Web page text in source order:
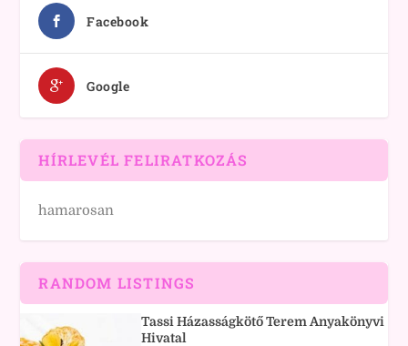
Facebook
Google
HÍRLEVÉL FELIRATKOZÁS
hamarosan
RANDOM LISTINGS
Tassi Házasságkötő Terem Anyakönyvi
Hivatal